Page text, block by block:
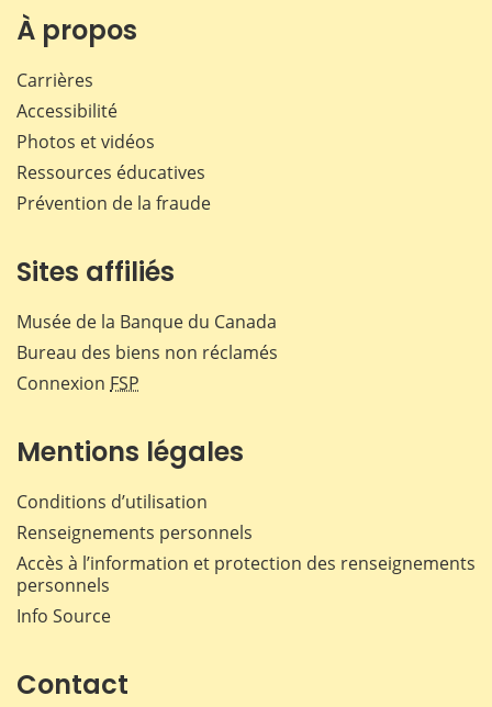
À propos
Carrières
Accessibilité
Photos et vidéos
Ressources éducatives
Prévention de la fraude
Sites affiliés
Musée de la Banque du Canada
Bureau des biens non réclamés
Connexion FSP
Mentions légales
Conditions d’utilisation
Renseignements personnels
Accès à l’information et protection des renseignements
personnels
Info Source
Contact